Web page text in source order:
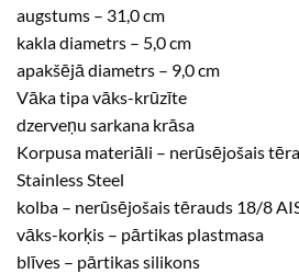
augstums – 31,0 cm
kakla diametrs – 5,0 cm
apakšējā diametrs – 9,0 cm
Vāka tipa vāks-krūzīte
dzerveņu sarkana krāsa
Korpusa materiāli – nerūsējošais
Stainless Steel
kolba – nerūsējošais tērauds 18/8
vāks-korķis – pārtikas plastmasa
blīves – pārtikas silikons